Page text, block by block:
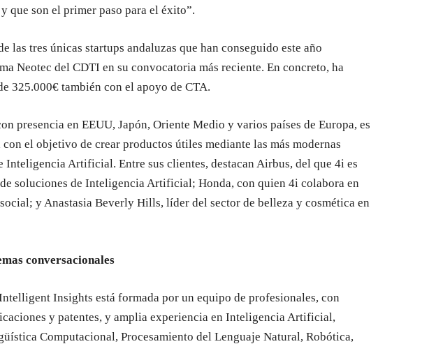
que son el primer paso para el éxito”.
las tres únicas startups andaluzas que han conseguido este año
Neotec del CDTI en su convocatoria más reciente. En concreto, ha
325.000€ también con el apoyo de CTA.
presencia en EEUU, Japón, Oriente Medio y varios países de Europa, es
el objetivo de crear productos útiles mediante las más modernas
Inteligencia Artificial. Entre sus clientes, destacan Airbus, del que 4i es
soluciones de Inteligencia Artificial; Honda, con quien 4i colabora en
y Anastasia Beverly Hills, líder del sector de belleza y cosmética en
conversacionales
Insights está formada por un equipo de profesionales, con
y patentes, y amplia experiencia en Inteligencia Artificial,
Computacional, Procesamiento del Lenguaje Natural, Robótica,